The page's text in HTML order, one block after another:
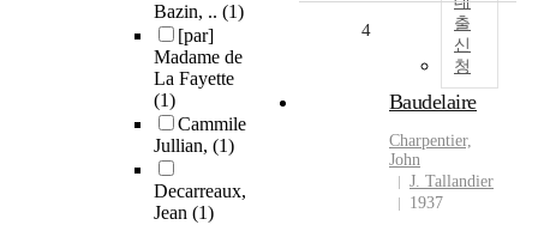
Bazin, .. (1)
[par]
Madame de
La Fayette
(1)
Cammile
Jullian, (1)
Decarreaux,
Jean (1)
출
신
청
4
Baudelaire
Charpentier,
John
J. Tallandier
1937